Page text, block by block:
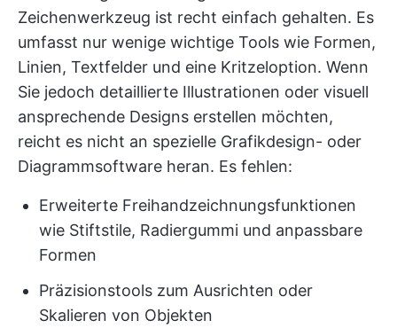
Zeichenwerkzeug ist recht einfach gehalten. Es
umfasst nur wenige wichtige Tools wie Formen,
Linien, Textfelder und eine Kritzeloption. Wenn
Sie jedoch detaillierte Illustrationen oder visuell
ansprechende Designs erstellen möchten,
reicht es nicht an spezielle Grafikdesign- oder
Diagrammsoftware heran. Es fehlen:
Erweiterte Freihandzeichnungsfunktionen
wie Stiftstile, Radiergummi und anpassbare
Formen
Präzisionstools zum Ausrichten oder
Skalieren von Objekten